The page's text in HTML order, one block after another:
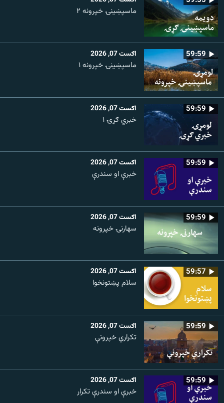
ماسپښينۍ خپرونه ۲
59:59 اګست 07, 2026
ماسپښينۍ خپرونه ۱
59:59 اګست 07, 2026
خبري ګړۍ ۱
59:59 اګست 07, 2026
خبرې او سندرې
59:59 اګست 07, 2026
سهارنۍ خپرونه
59:57 اګست 07, 2026
سلام پښتونخوا
59:59 اګست 07, 2026
تکراري خپرونې
59:59 اګست 07, 2026
خبرې او سندرې تکرار